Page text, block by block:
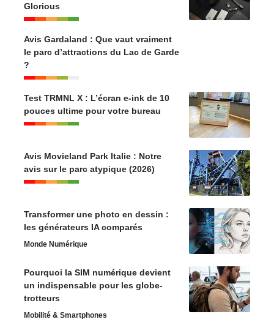
Glorious
Avis Gardaland : Que vaut vraiment
le parc d’attractions du Lac de Garde
?
Test TRMNL X : L’écran e-ink de 10
pouces ultime pour votre bureau
Avis Movieland Park Italie : Notre
avis sur le parc atypique (2026)
Transformer une photo en dessin :
les générateurs IA comparés
Monde Numérique
Pourquoi la SIM numérique devient
un indispensable pour les globe-
trotteurs
Mobilité & Smartphones